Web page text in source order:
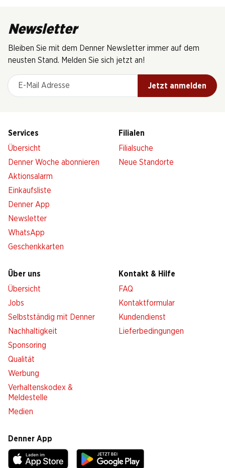
Newsletter
Bleiben Sie mit dem Denner Newsletter immer auf dem
neusten Stand. Melden Sie sich jetzt an!
E-Mail Adresse
Jetzt anmelden
Services
Übersicht
Denner Woche abonnieren
Aktionsalarm
Einkaufsliste
Denner App
Newsletter
WhatsApp
Geschenkkarten
Filialen
Filialsuche
Neue Standorte
Über uns
Übersicht
Jobs
Selbstständig mit Denner
Nachhaltigkeit
Sponsoring
Qualität
Werbung
Verhaltenskodex &
Meldestelle
Medien
Kontakt & Hilfe
FAQ
Kontaktformular
Kundendienst
Lieferbedingungen
Denner App